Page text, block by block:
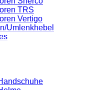
TRS
Vertigo
Umlenkhebel